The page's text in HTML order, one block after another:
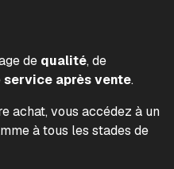
de qualité, de
service après vente.
achat, vous accédez à un
à tous les stades de